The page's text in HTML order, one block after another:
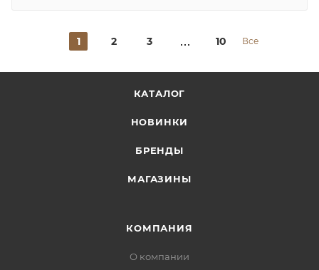
1 2 3 10 Все
КАТАЛОГ
НОВИНКИ
БРЕНДЫ
МАГАЗИНЫ
КОМПАНИЯ
О компании